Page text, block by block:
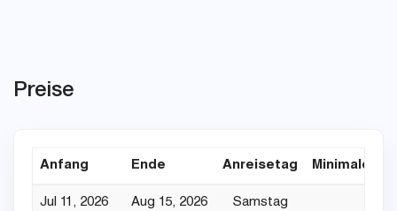
Preise
Anfang Ende Anreisetag Minimaler
Jul 11, 2026 Aug 15, 2026 Samstag